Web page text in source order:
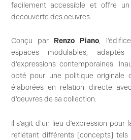
facilement accessible et offre
découverte des oeuvres.
Conçu par Renzo Piano,
espaces modulables,
d’expressions contemporaines.
opté pour une politique originale
élaborées en relation directe
d’oeuvres de sa collection.
Il s’agit d’un lieu d’expression
reflétant différents [concepts] tels